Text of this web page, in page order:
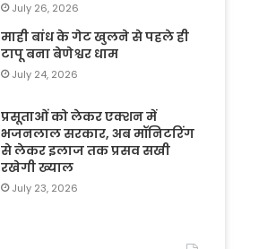
July 26, 2026
माही बांध के गेट खुलने से पहले ही
टापू बना बेणेश्वर धाम
July 24, 2026
प्रसूताओं को लेकर एक्शन में
भजनलाल सरकार, अब मॉनिटरिंग
से लेकर इलाज तक प्रसव सखी
रखेगी ख्याल
July 23, 2026